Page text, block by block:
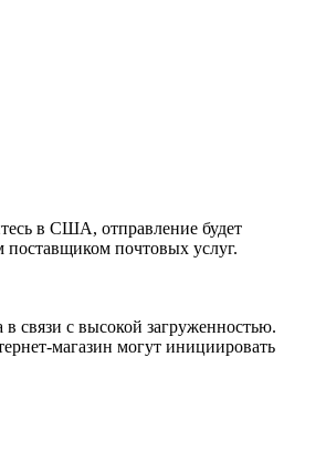
в США, отправление будет
почтовых услуг.
связи с высокой загруженностью.
магазин могут инициировать